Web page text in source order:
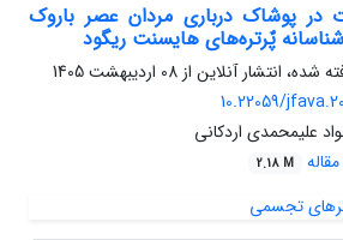
در پوشاک درباری مردان عصر باروک
پٌرتره‌های هایسنت ریگود
شده، انتشار آنلاین از 08 اردیبهشت 1405
10.22059/
علیمحمدی اردکانی
2.18 M